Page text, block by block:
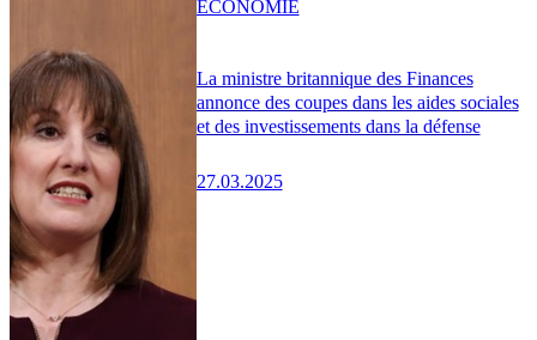
La ministre britannique des Finances
annonce des coupes dans les aides sociales
et des investissements dans la défense
27.03.2025
ÉCONOMIE